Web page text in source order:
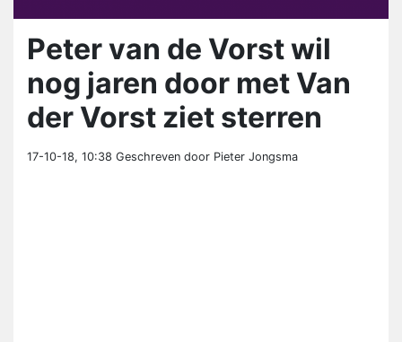
Peter van de Vorst wil
nog jaren door met Van
der Vorst ziet sterren
17-10-18, 10:38 Geschreven door Pieter Jongsma